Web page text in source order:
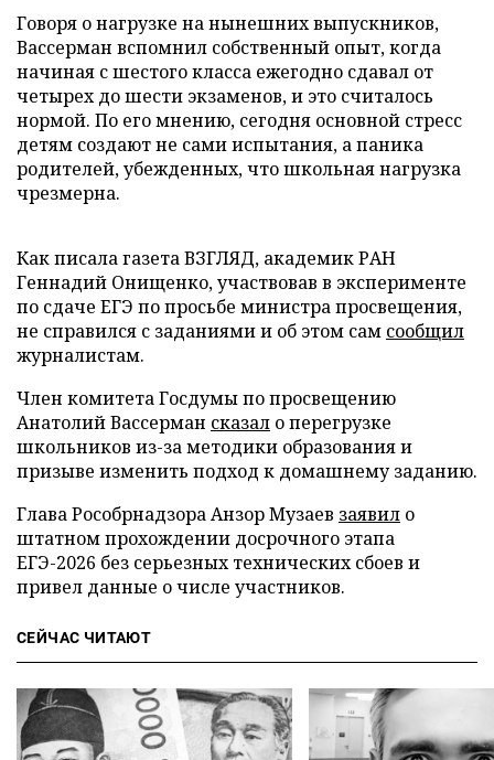
Говоря о нагрузке на нынешних выпускников,
Вассерман вспомнил собственный опыт, когда
начиная с шестого класса ежегодно сдавал от
четырех до шести экзаменов, и это считалось
нормой. По его мнению, сегодня основной стресс
детям создают не сами испытания, а паника
родителей, убежденных, что школьная нагрузка
чрезмерна.
Как писала газета ВЗГЛЯД, академик РАН
Геннадий Онищенко, участвовав в эксперименте
по сдаче ЕГЭ по просьбе министра просвещения,
не справился с заданиями и об этом сам сообщил
журналистам.
Член комитета Госдумы по просвещению
Анатолий Вассерман сказал о перегрузке
школьников из-за методики образования и
призыве изменить подход к домашнему заданию.
Глава Рособрнадзора Анзор Музаев заявил о
штатном прохождении досрочного этапа
ЕГЭ-2026 без серьезных технических сбоев и
привел данные о числе участников.
СЕЙЧАС ЧИТАЮТ